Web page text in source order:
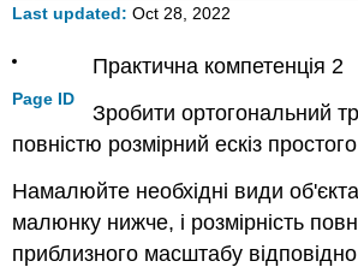
Last updated Oct 28, 2022
Page ID
Практична компетенція 2
Зробити ортогональний
повністю розмірний ескіз
Намалюйте необхідні види
малюнку нижче, і розмірність
приблизного масштабу